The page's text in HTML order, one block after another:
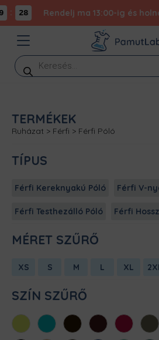
28 Rendelj ma 13:00-ig és
Products
search
TERMÉKEK
Ruházat > Férfi > Férfi Póló
TÍPUS
Férfi Kereknyakú Póló Férfi V-
Férfi Testhezálló Póló Férfi
MÉRET SZŰRŐ
XS S M L XL
SZÍN SZŰRŐ
AlmazöldAtollkékBarnaBordóChili Cink